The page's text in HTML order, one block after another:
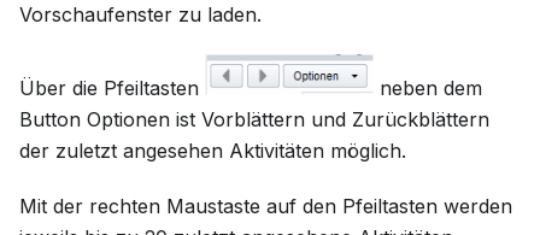
Vorschaufenster zu laden.
Über die Pfeiltasten
neben dem
Button Optionen ist Vorblättern und Zurückblättern
der zuletzt angesehen Aktivitäten möglich.
Mit der rechten Maustaste auf den Pfeiltasten werden